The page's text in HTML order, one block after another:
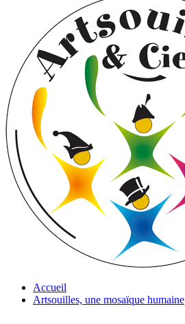
Accueil
Artsouilles, une mosaïque humaine